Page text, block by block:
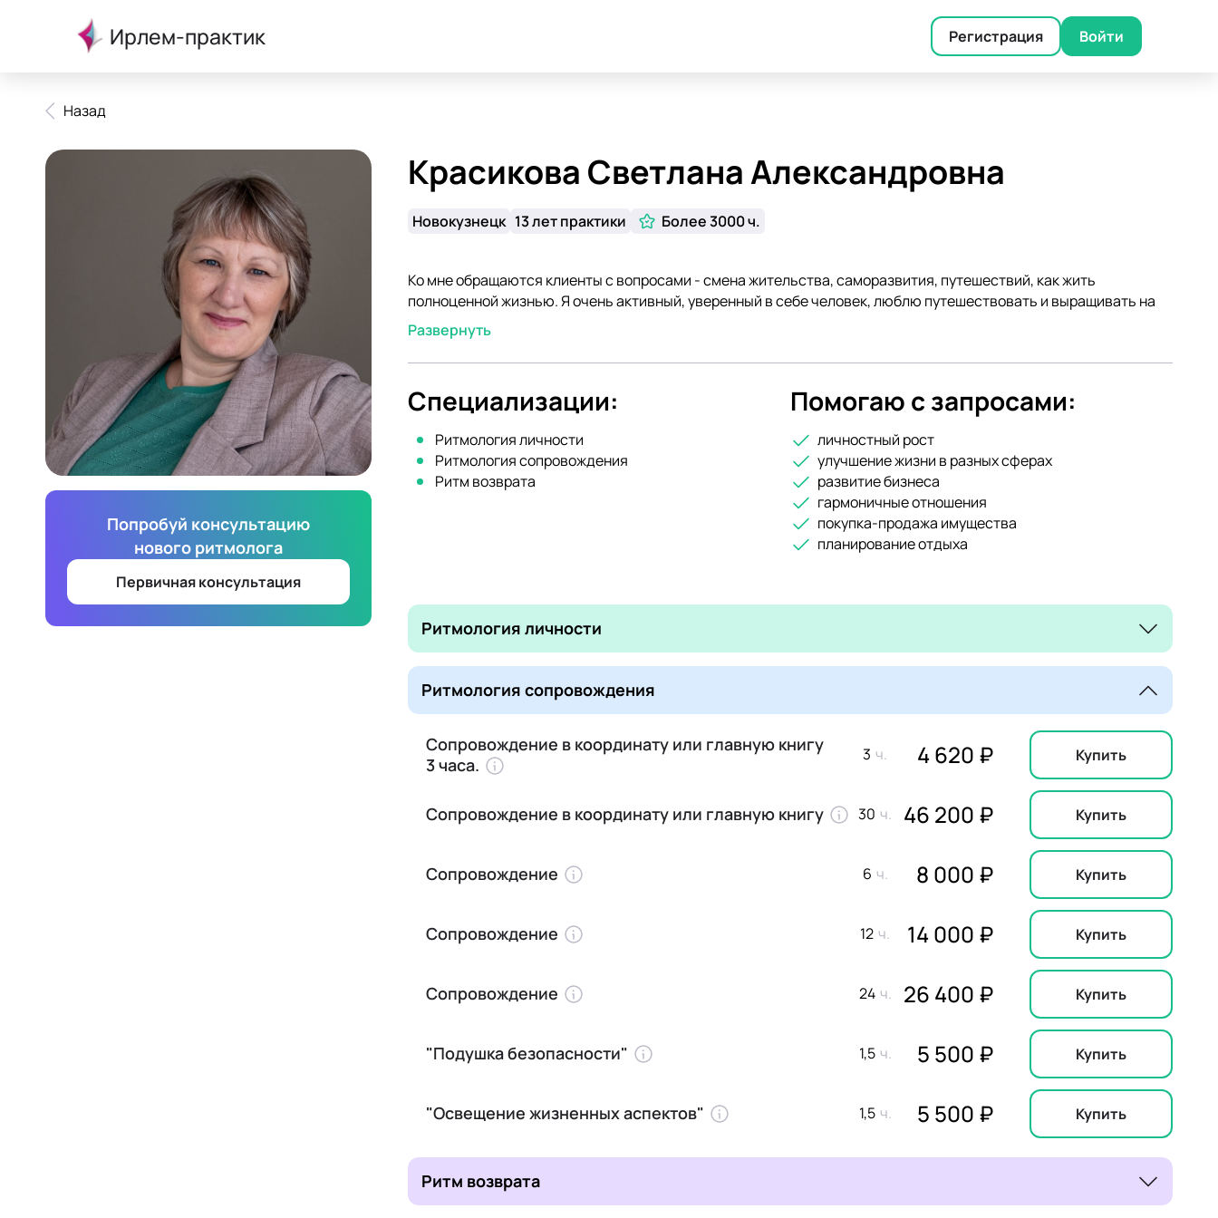
Ирлем-практик Регистрация Войти
Назад
Попробуй консультацию
нового ритмолога
Первичная консультация
Красикова Светлана Александровна
Новокузнецк 13 лет практики Более 3000 ч.
Ко мне обращаются клиенты с вопросами - смена жительства, саморазвития, путешествий, как жить
полноценной жизнью. Я очень активный, уверенный в себе человек, люблю путешествовать и выращивать на
своём дачном участке овощи и цветы. 25 лет занимаюсь саморазвитием. Имею лидерские и организационные
качества. Если мной задана цель, я её обязательно добьюсь. В этом мне помогает внутренний стержень, а
также методики и инструменты ритмометода.
Развернуть
Специализации:
Ритмология личности
Ритмология сопровождения
Ритм возврата
Помогаю с запросами:
личностный рост
улучшение жизни в разных сферах
развитие бизнеса
гармоничные отношения
покупка-продажа имущества
планирование отдыха
Ритмология личности
Ритмология сопровождения
Сопровождение в координату или главную книгу
3 часа.
3 4 620 ₽ Купить
Сопровождение в координату или главную книгу 30 46 200 ₽ Купить
Сопровождение 6 8 000 ₽ Купить
Сопровождение 12 14 000 ₽ Купить
Сопровождение 24 26 400 ₽ Купить
"Подушка безопасности" 1,5 5 500 ₽ Купить
"Освещение жизненных аспектов" 1,5 5 500 ₽ Купить
Ритм возврата